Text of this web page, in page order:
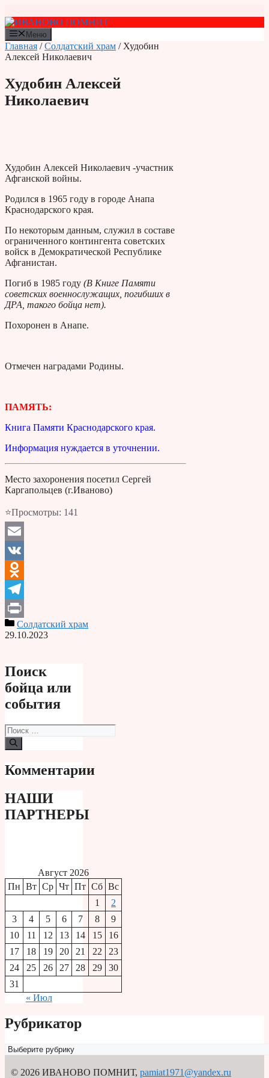
к
содержимому
Меню
Главная /Солдатский храм / Худобин
Алексей Николаевич
Худобин Алексей
Николаевич
Худобин Алексей Николаевич -участник
Афганской войны.
Родился в 1965 году в городе Анапа
Краснодарского края.
По некоторым данным, служил в составе
ограниченного контингента советских
войск в Демократической Республике
Афганистан.
Погиб в 1985 году (В Книге Памяти
советских военнослужащих, погибших в
ДРА, такого бойца нет).
Похоронен в Анапе.
Отмечен наградами Родины.
ПАМЯТЬ:
Книга Памяти Краснодарского края.
Информация нуждается в уточнении.
Место захоронения посетил Сергей
Каргапольцев (г.Иваново)
⭐Просмотры: 141
Email
VK
Odnoklassniki
Telegram
PrintСолдатский храм
29.10.2023
Поиск
бойца или
события
Поиск:
Комментарии
НАШИ
ПАРТНЕРЫ
Август 2026
Пн Вт Ср Чт Пт Сб Вс
1
2
3
4 5 6 7 8
9
10
11 12 13 14 15
16
17
18 19 20 21 22
23
24
25 26 27 28 29
30
31
« Июл
Рубрикатор
Рубрикатор
© 2026 ИВАНОВО ПОМНИТ, pamiat1971@yandex.ru